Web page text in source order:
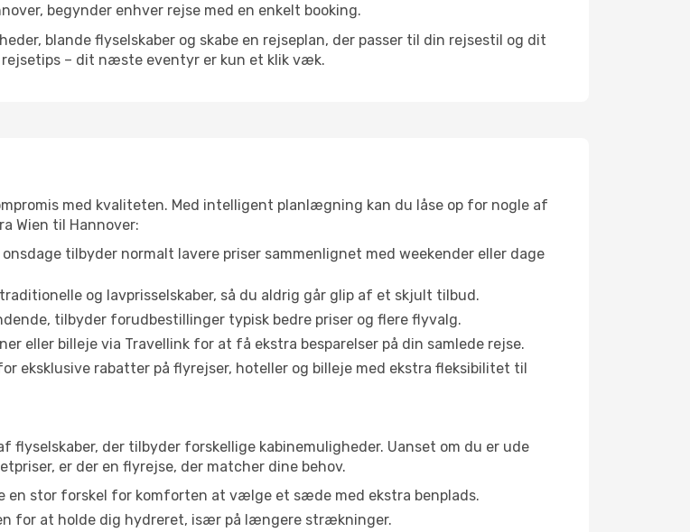
begynder enhver rejse med en enkelt booking.
blande flyselskaber og skabe en rejseplan, der passer til din rejsestil og dit
– dit næste eventyr er kun et klik væk.
med kvaliteten. Med intelligent planlægning kan du låse op for nogle af
Wien til Hannover:
onsdage tilbyder normalt lavere priser sammenlignet med weekender eller dage
og lavprisselskaber, så du aldrig går glip af et skjult tilbud.
tilbyder forudbestillinger typisk bedre priser og flere flyvalg.
eller billeje via Travellink for at få ekstra besparelser på din samlede rejse.
eksklusive rabatter på flyrejser, hoteller og billeje med ekstra fleksibilitet til
flyselskaber, der tilbyder forskellige kabinemuligheder. Uanset om du er ude
er der en flyrejse, der matcher dine behov.
en stor forskel for komforten at vælge et sæde med ekstra benplads.
for at holde dig hydreret, især på længere strækninger.